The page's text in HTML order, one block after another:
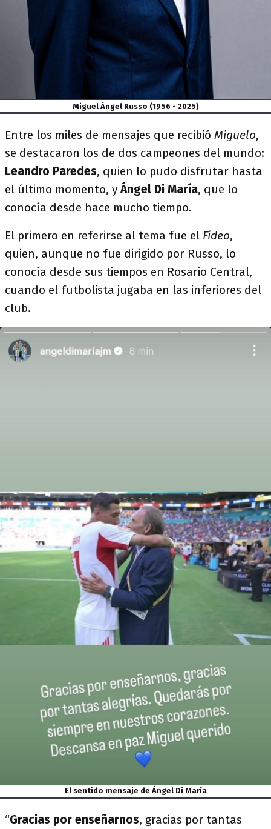
Miguel Ángel Russo (1956 - 2025)
Entre los miles de mensajes que recibió Miguelo,
se destacaron los de dos campeones del mundo:
Leandro Paredes, quien lo pudo disfrutar hasta
el último momento, yÁngel Di María, que lo
conocía desde hace mucho tiempo.
El primero en referirse al tema fue el Fideo,
quien, aunque no fue dirigido por Russo, lo
conocía desde sus tiempos en Rosario Central,
cuando el futbolista jugaba en las inferiores del
club.
El sentido mensaje de Ángel Di María
“Gracias por enseñarnos, gracias por tantas